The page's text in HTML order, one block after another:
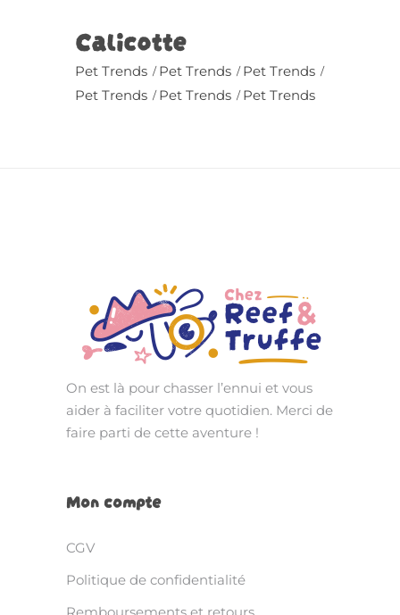
Calicotte
Pet Trends Pet Trends
Pet Trends
Pet Trends
Pet Trends Pet Trends
On est là pour chasser l’ennui et vous
aider à faciliter votre quotidien. Merci de
faire parti de cette aventure !
Mon compte
CGV
Politique de confidentialité